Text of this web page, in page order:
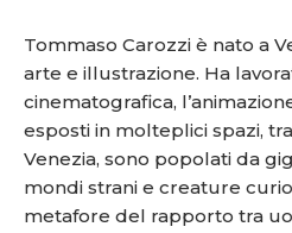
Tommaso Carozzi è nato a
arte e illustrazione. Ha
cinematografica,
esposti in molteplici spazi,
Venezia, sono popolati da
mondi strani e creature
metafore del rapporto tra